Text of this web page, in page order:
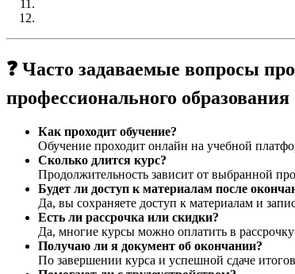
❓ Часто задаваемые вопросы
профессионального образования
Как проходит обучение?
Обучение проходит онлайн на учебной
Сколько длится курс?
Продолжительность зависит от выбранной
Будет ли доступ к материалам после
Да, вы сохраняете доступ к материалам и
Есть ли рассрочка или скидки?
Да, многие курсы можно оплатить в
Получаю ли я документ об окончании?
По завершении курса и успешной сдаче